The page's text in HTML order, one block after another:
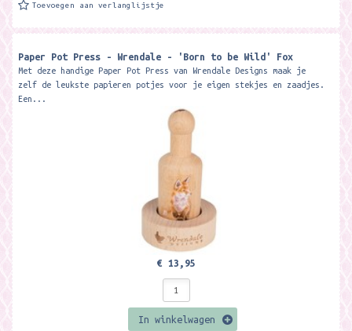
Toevoegen aan verlanglijstje
Paper Pot Press - Wrendale - 'Born to be Wild' Fox
Met deze handige Paper Pot Press van Wrendale Designs maak je
zelf de leukste papieren potjes voor je eigen stekjes en zaadjes.
Een...
€ 13,95
In winkelwagen